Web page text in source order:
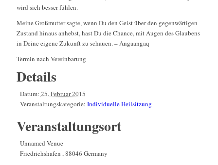
wird sich besser fühlen.
Meine Großmutter sagte, wenn Du den Geist über den gegenwärtigen
Zustand hinaus anhebst, hast Du die Chance, mit Augen des Glaubens
in Deine eigene Zukunft zu schauen. – Angaangaq
Termin nach Vereinbarung
Details
Datum: 25. Februar 2015
Veranstaltungskategorie: Individuelle Heilsitzung
Veranstaltungsort
Unnamed Venue
Friedrichshafen ,88046 Germany